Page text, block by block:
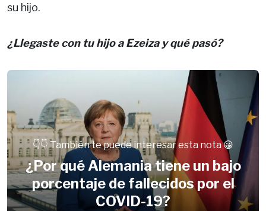
su hijo.
¿Llegaste con tu hijo a Ezeiza y qué pasó?
👇👇 También te puede interesar esta nota 😀
¿Por qué Alemania tiene un bajo
porcentaje de fallecidos por el
COVID-19?